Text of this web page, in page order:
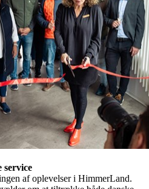
service
af oplevelser i HimmerLand.